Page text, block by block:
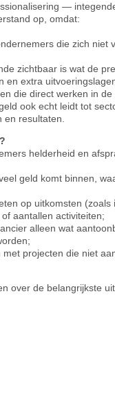
—
op, omdat:
die zich niet
zichtbaar is wat de
en extra
die direct werken in de
ook echt leidt tot
resultaten.
helderheid en
geld komt binnen,
op uitkomsten
aantallen activiteiten;
alleen wat
projecten die niet
over de belangrijkste